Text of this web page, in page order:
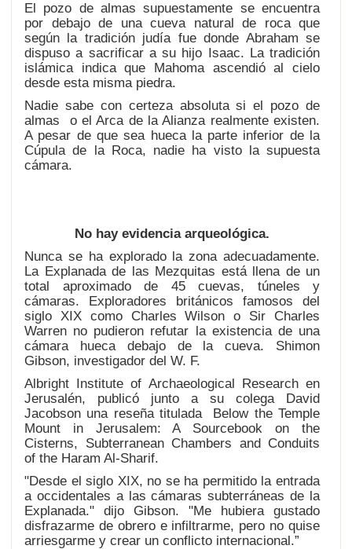
El pozo de almas supuestamente se encuentra
por debajo de una cueva natural de roca que
según la tradición judía fue donde Abraham se
dispuso a sacrificar a su hijo Isaac. La tradición
islámica indica que Mahoma ascendió al cielo
desde esta misma piedra.
Nadie sabe con certeza absoluta si el pozo de
almas o el Arca de la Alianza realmente existen.
A pesar de que sea hueca la parte inferior de la
Cúpula de la Roca, nadie ha visto la supuesta
cámara.
No hay evidencia arqueológica.
Nunca se ha explorado la zona adecuadamente.
La Explanada de las Mezquitas está llena de un
total aproximado de 45 cuevas, túneles y
cámaras. Exploradores británicos famosos del
siglo XIX como Charles Wilson o Sir Charles
Warren no pudieron refutar la existencia de una
cámara hueca debajo de la cueva. Shimon
Gibson, investigador del W. F.
Albright Institute of Archaeological Research en
Jerusalén, publicó junto a su colega David
Jacobson una reseña titulada Below the Temple
Mount in Jerusalem: A Sourcebook on the
Cisterns, Subterranean Chambers and Conduits
of the Haram Al-Sharif.
"Desde el siglo XIX, no se ha permitido la entrada
a occidentales a las cámaras subterráneas de la
Explanada." dijo Gibson. "Me hubiera gustado
disfrazarme de obrero e infiltrarme, pero no quise
arriesgarme y crear un conflicto internacional.”